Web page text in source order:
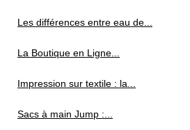
Les différences entre eau de...
La Boutique en Ligne...
Impression sur textile : la...
Sacs à main Jump :...